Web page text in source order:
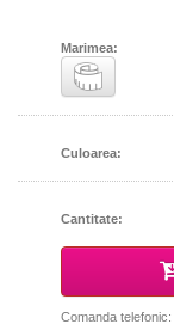
Marimea:
Culoarea:
Cantitate:
Comanda telefonic: